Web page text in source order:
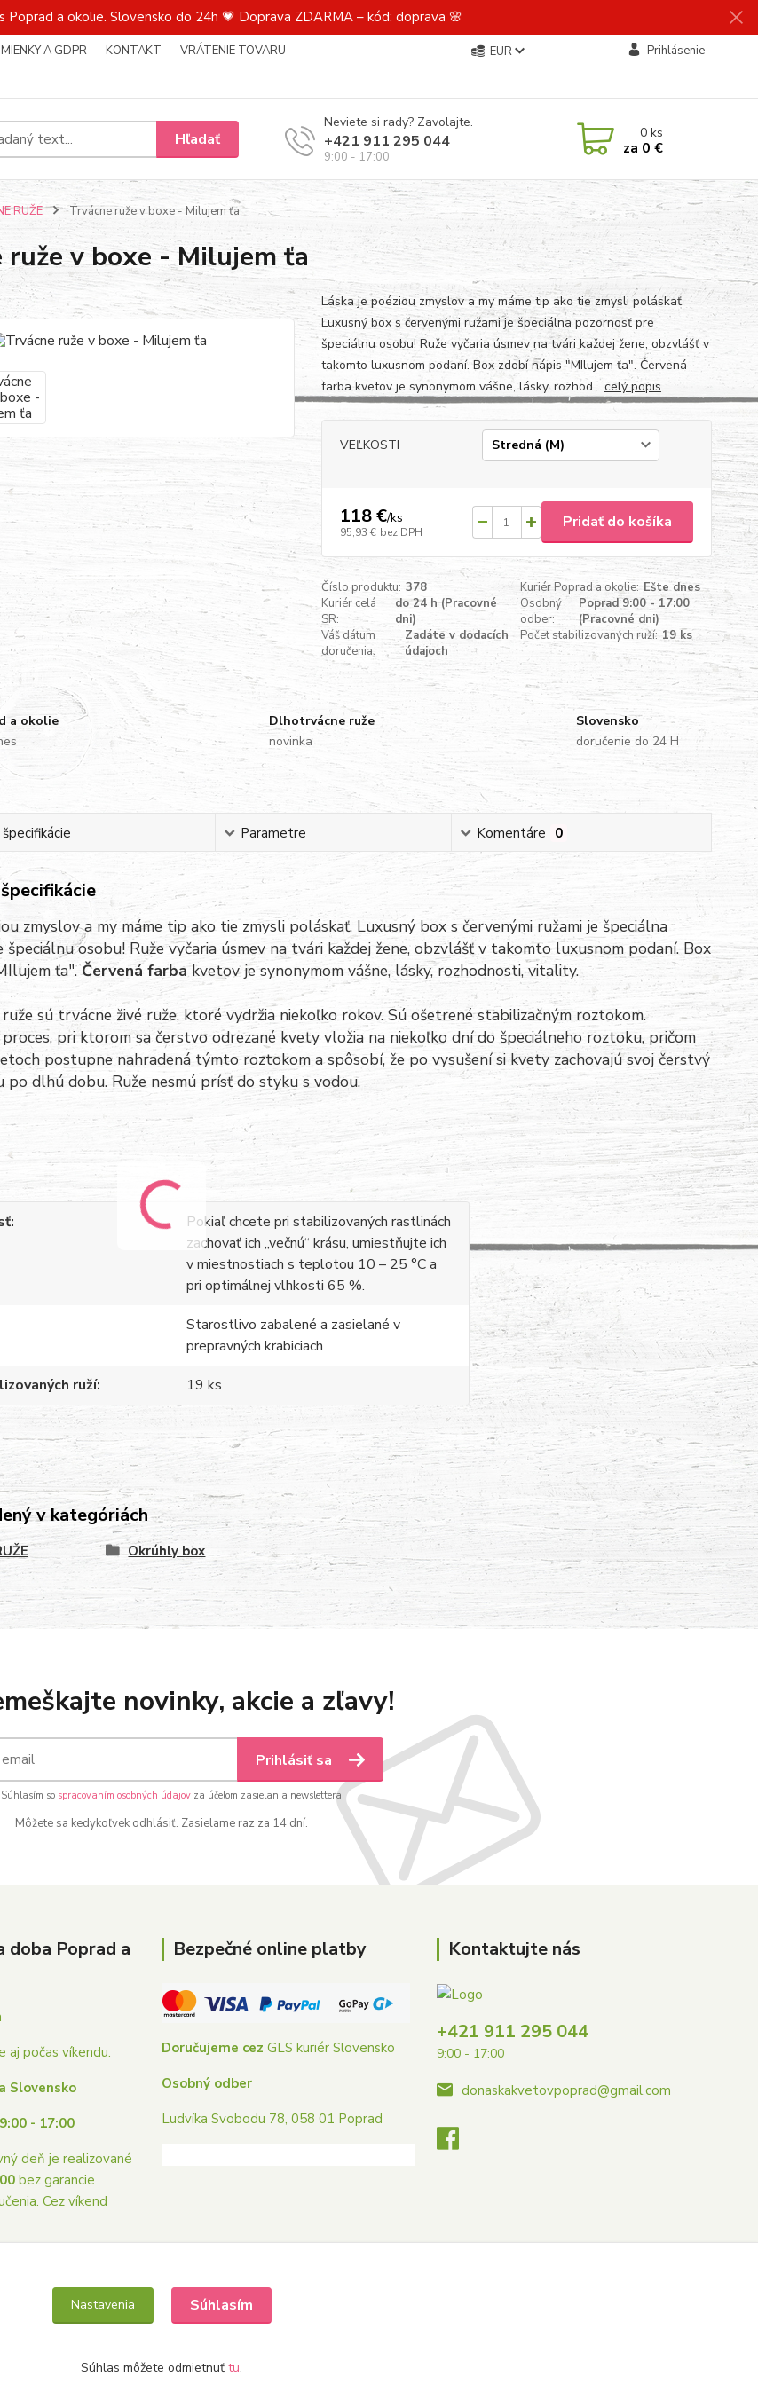
Poprad a okolie. Slovensko do 24h 💗 Doprava ZDARMA – kód: doprava 🌸
A GDPR KONTAKT
VRÁTENIE TOVARU
EUR Prihlásenie
Hľadať
Neviete si rady? Zavolajte.
+421 911 295 044
9:00 - 17:00
0ks
za 0 €
RUŽE Trvácne ruže v boxe - Milujem ťa
ruže v boxe - Milujem ťa
Láska je poéziou zmyslov a my máme tip ako tie zmysli poláskať.
Luxusný box s červenými ružami je špeciálna pozornosť pre
špeciálnu osobu! Ruže vyčaria úsmev na tvári každej žene, obzvlášť v
takomto luxusnom podaní. Box zdobí nápis "MIlujem ťa". Červená
farba kvetov je synonymom vášne, lásky, rozhod... celý popis
VEĽKOSTI
118 €/ks
95,93 € bez DPH
Pridať do košíka
Číslo produktu: 378 Kuriér Poprad a okolie: Ešte dnes
Kuriér celá
SR:
do 24 h (Pracovné
dni)
Osobný
odber:
Poprad 9:00 - 17:00
(Pracovné dni)
Váš dátum
doručenia:
Zadáte v dodacích
údajoch
Počet stabilizovaných ruží: 19 ks
a okolie
Dlhotrvácne ruže
novinka
Slovensko
doručenie do 24 H
Parametre Komentáre 0
zmyslov a my máme tip ako tie zmysli poláskať. Luxusný box s červenými ružami je špeciálna
osobu! Ruže vyčaria úsmev na tvári každej žene, obzvlášť v takomto luxusnom podaní. Box
ťa".Červená farbakvetov je synonymom vášne, lásky, rozhodnosti, vitality.
sú trvácne živé ruže, ktoré vydržia niekoľko rokov. Sú ošetrené stabilizačným roztokom.
pri ktorom sa čerstvo odrezané kvety vložia na niekoľko dní do špeciálneho roztoku, pričom
postupne nahradená týmto roztokom a spôsobí, že po vysušení si kvety zachovajú svoj čerstvý
po dlhú dobu. Ruže nesmú prísť do styku s vodou.
Pokiaľ chcete pri stabilizovaných rastlinách
zachovať ich „večnú“ krásu, umiestňujte ich
v miestnostiach s teplotou 10 – 25 °C a
pri optimálnej vlhkosti 65 %.
Starostlivo zabalené a zasielané v
prepravných krabiciach
ruží
19 ks
v kategóriách
Okrúhly box
novinky, akcie a zľavy!
Prihlásiť sa
Súhlasím so spracovaním osobných údajovza účelom zasielania newslettera.
Môžete sa kedykoľvek odhlásiť. Zasielame raz za 14 dní.
doba Poprad a
aj počas víkendu.
Slovensko
9:00 - 17:00
deň je realizované
bez garancie
Cez víkend
Bezpečné online platby
Doručujeme cez GLS kuriér Slovensko
Osobný odber
Ludvíka Svobodu 78, 058 01 Poprad
Kontaktujte nás
+421 911 295 044
9:00 - 17:00
donaskakvetovpoprad@gmail.com
Nastavenia Súhlasím
Súhlas môžete odmietnuť tu.